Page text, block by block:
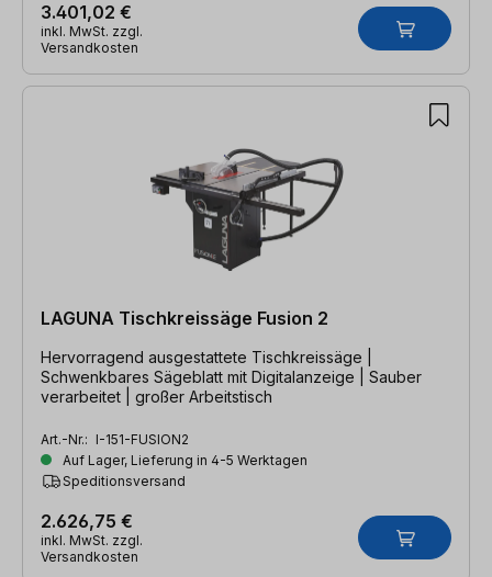
3.401,02 €
inkl. MwSt. zzgl.
Versandkosten
LAGUNA Tischkreissäge Fusion 2
Hervorragend ausgestattete Tischkreissäge |
Schwenkbares Sägeblatt mit Digitalanzeige | Sauber
verarbeitet | großer Arbeitstisch
Art.-Nr.: I-151-FUSION2
Auf Lager, Lieferung in 4-5 Werktagen
Speditionsversand
2.626,75 €
inkl. MwSt. zzgl.
Versandkosten